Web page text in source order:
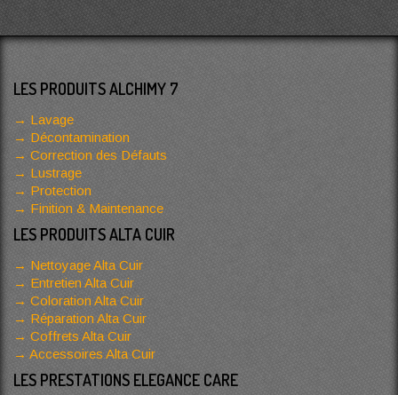
LES PRODUITS ALCHIMY 7
Lavage
Décontamination
Correction des Défauts
Lustrage
Protection
Finition & Maintenance
LES PRODUITS ALTA CUIR
Nettoyage Alta Cuir
Entretien Alta Cuir
Coloration Alta Cuir
Réparation Alta Cuir
Coffrets Alta Cuir
Accessoires Alta Cuir
LES PRESTATIONS ELEGANCE CARE